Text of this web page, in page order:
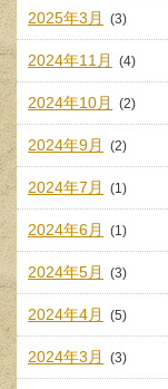
2025年3月 (3)
2024年11月 (4)
2024年10月 (2)
2024年9月 (2)
2024年7月 (1)
2024年6月 (1)
2024年5月 (3)
2024年4月 (5)
2024年3月 (3)